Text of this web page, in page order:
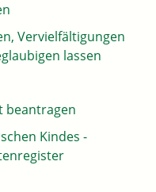
Vervielfältigungen
lassen
beantragen
Kindes -